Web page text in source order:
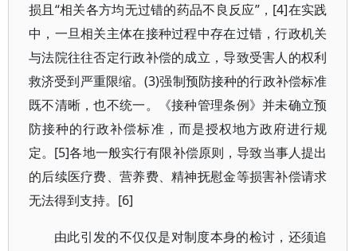
损且“相关各方均无过错的药品不良反应”，[4]在实践
中，一旦相关主体在接种过程中存在过错，行政机关
与法院往往否定行政补偿的成立，导致受害人的权利
救济受到严重限缩。(3)强制预防接种的行政补偿标准
既不清晰，也不统一。《接种管理条例》并未确立预
防接种的行政补偿标准，而是授权地方政府进行规
定。[5]各地一般实行有限补偿原则，导致当事人提出
的后续医疗费、营养费、精神抚慰金等损害补偿请求
无法得到支持。[6]
由此引发的不仅仅是对制度本身的检讨，还须追